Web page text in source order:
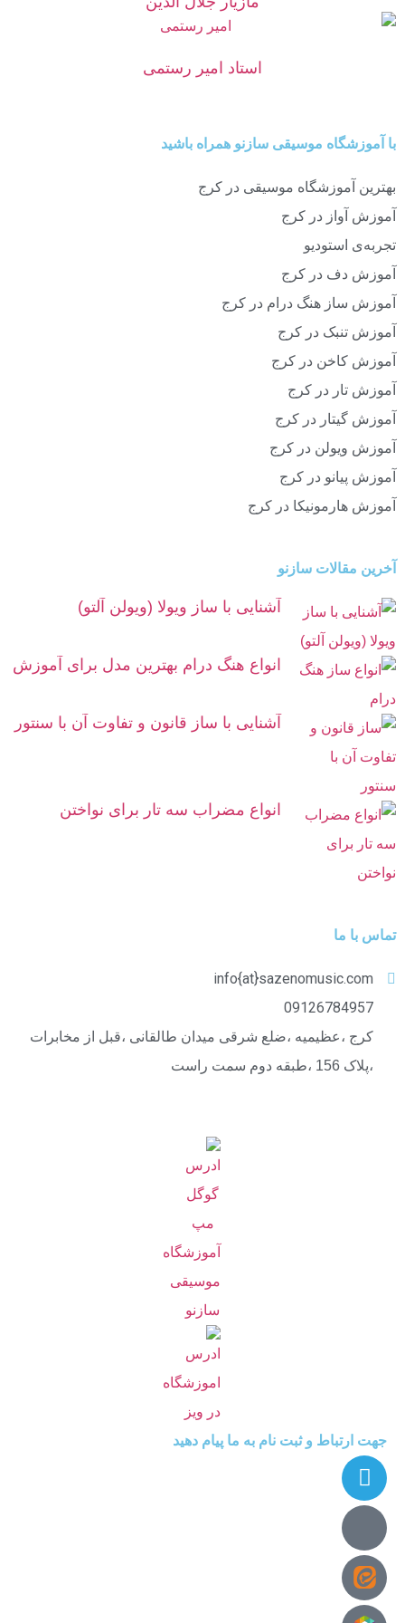
استاد امیر رستمی
با آموزشگاه موسیقی سازنو همراه باشید
بهترین آموزشگاه موسیقی در کرج
آموزش آواز در کرج
تجربه‌ی استودیو
آموزش دف در کرج
آموزش ساز هنگ درام در کرج
آموزش تنبک در کرج
آموزش کاخن در کرج
آموزش تار در کرج
آموزش گیتار در کرج
آموزش ویولن در کرج
آموزش پیانو در کرج
آموزش هارمونیکا در کرج
آخرین مقالات سازنو
آشنایی با ساز ویولا (ویولن آلتو)
انواع هنگ درام بهترین مدل برای آموزش
آشنایی با ساز قانون و تفاوت آن با سنتور
انواع مضراب سه تار برای نواختن
تماس با ما
info{at}sazenomusic.com
09126784957
کرج ،عظیمیه ،ضلع شرقی میدان طالقانی ،قبل از مخابرات
،پلاک 156 ،طبقه دوم سمت راست
جهت ارتباط و ثبت نام به ما پیام دهید